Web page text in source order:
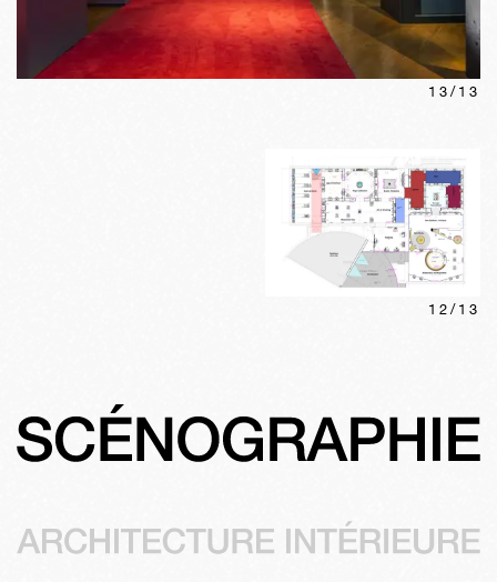
13/ 13
12/ 13